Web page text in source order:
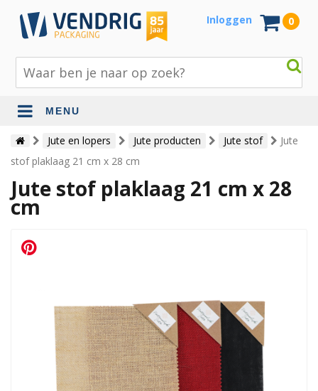
Inloggen 0
MENU
Beschermingsmateriaal
Bouw- en tuinmaterialen
Inpak - en verzendmaterialen
Papier en karton
Verhuismaterialen
Duurzame verpakkingen
Bedrukte verpakkingen
Jute en lopers Jute producten Jute stof
Jute
stof plaklaag 21 cm x 28 cm
Jute stof plaklaag 21 cm x 28
cm